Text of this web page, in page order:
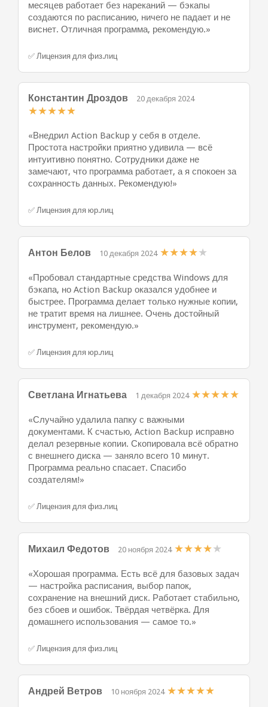
месяцев работает без нареканий — бэкапы
создаются по расписанию, ничего не падает и не
виснет. Отличная программа, рекомендую.»
✅ Лицензия для физ.лиц
Константин Дроздов 20 декабря 2024
★★★★★
«Внедрил Action Backup у себя в отделе.
Простота настройки приятно удивила — всё
интуитивно понятно. Сотрудники даже не
замечают, что программа работает, а я спокоен за
сохранность данных. Рекомендую!»
✅ Лицензия для юр.лиц
Антон Белов 10 декабря 2024 ★★★★★
«Пробовал стандартные средства Windows для
бэкапа, но Action Backup оказался удобнее и
быстрее. Программа делает только нужные копии,
не тратит время на лишнее. Очень достойный
инструмент, рекомендую.»
✅ Лицензия для юр.лиц
Светлана Игнатьева 1 декабря 2024 ★★★★★
«Случайно удалила папку с важными
документами. К счастью, Action Backup исправно
делал резервные копии. Скопировала всё обратно
с внешнего диска — заняло всего 10 минут.
Программа реально спасает. Спасибо
создателям!»
✅ Лицензия для физ.лиц
Михаил Федотов 20 ноября 2024 ★★★★★
«Хорошая программа. Есть всё для базовых задач
— настройка расписания, выбор папок,
сохранение на внешний диск. Работает стабильно,
без сбоев и ошибок. Твёрдая четвёрка. Для
домашнего использования — самое то.»
✅ Лицензия для физ.лиц
Андрей Ветров 10 ноября 2024 ★★★★★